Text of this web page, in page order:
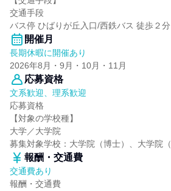
交通手段
バス停 ひばりが丘入口/西鉄バス 徒歩２分
開催月
長期休暇に開催あり
2026年8月・9月・10月・11月
応募資格
文系歓迎、理系歓迎
応募資格
【対象の学校種】
大学／大学院
募集対象学校：大学院（博士）、大学院
報酬・交通費
交通費あり
報酬・交通費